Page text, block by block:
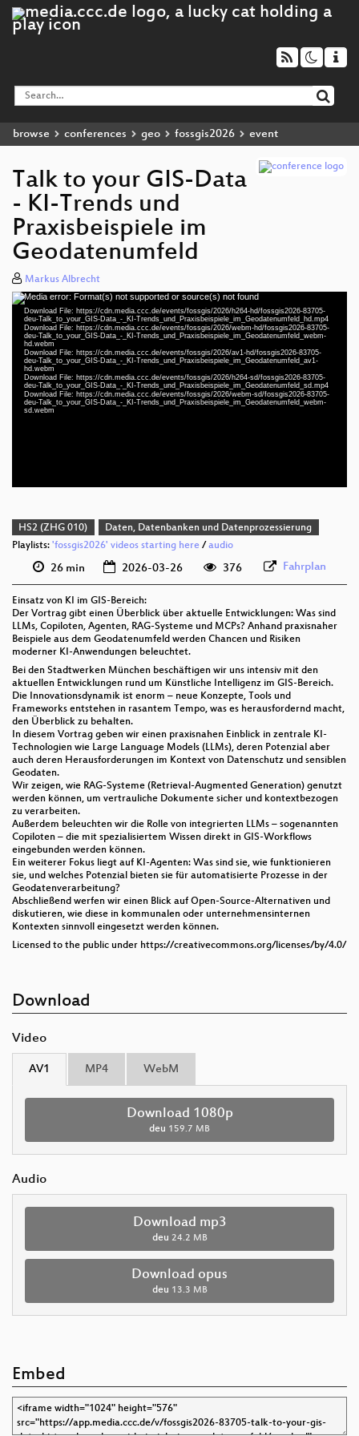
browse conferences geo fossgis2026 event
Talk to your GIS-Data
- KI-Trends und
Praxisbeispiele im
Geodatenumfeld
Markus Albrecht
Video
Player
Media error: Format(s) not supported or source(s) not found
Download File: https://cdn.media.ccc.de/events/fossgis/2026/h264-hd/fossgis2026-83705-
deu-Talk_to_your_GIS-Data_-_KI-Trends_und_Praxisbeispiele_im_Geodatenumfeld_hd.mp4
Download File: https://cdn.media.ccc.de/events/fossgis/2026/webm-hd/fossgis2026-83705-
deu-Talk_to_your_GIS-Data_-_KI-Trends_und_Praxisbeispiele_im_Geodatenumfeld_webm-
hd.webm
Download File: https://cdn.media.ccc.de/events/fossgis/2026/av1-hd/fossgis2026-83705-
deu-Talk_to_your_GIS-Data_-_KI-Trends_und_Praxisbeispiele_im_Geodatenumfeld_av1-
hd.webm
Download File: https://cdn.media.ccc.de/events/fossgis/2026/h264-sd/fossgis2026-83705-
deu-Talk_to_your_GIS-Data_-_KI-Trends_und_Praxisbeispiele_im_Geodatenumfeld_sd.mp4
Download File: https://cdn.media.ccc.de/events/fossgis/2026/webm-sd/fossgis2026-83705-
deu-Talk_to_your_GIS-Data_-_KI-Trends_und_Praxisbeispiele_im_Geodatenumfeld_webm-
sd.webm
deu 1080p (webm;codecs=av01)
HS2 (ZHG 010)
Daten, Datenbanken und Datenprozessierung
Playlists: 'fossgis2026' videos starting here /audio
26 min 2026-03-26 376 Fahrplan
Einsatz von KI im GIS-Bereich:
Der Vortrag gibt einen Überblick über aktuelle Entwicklungen: Was sind
LLMs, Copiloten, Agenten, RAG-Systeme und MCPs? Anhand praxisnaher
Beispiele aus dem Geodatenumfeld werden Chancen und Risiken
moderner KI-Anwendungen beleuchtet.
Bei den Stadtwerken München beschäftigen wir uns intensiv mit den
aktuellen Entwicklungen rund um Künstliche Intelligenz im GIS-Bereich.
Die Innovationsdynamik ist enorm – neue Konzepte, Tools und
Frameworks entstehen in rasantem Tempo, was es herausfordernd macht,
den Überblick zu behalten.
In diesem Vortrag geben wir einen praxisnahen Einblick in zentrale KI-
Technologien wie Large Language Models (LLMs), deren Potenzial aber
auch deren Herausforderungen im Kontext von Datenschutz und sensiblen
Geodaten.
Wir zeigen, wie RAG-Systeme (Retrieval-Augmented Generation) genutzt
werden können, um vertrauliche Dokumente sicher und kontextbezogen
zu verarbeiten.
Außerdem beleuchten wir die Rolle von integrierten LLMs – sogenannten
Copiloten – die mit spezialisiertem Wissen direkt in GIS-Workflows
eingebunden werden können.
Ein weiterer Fokus liegt auf KI-Agenten: Was sind sie, wie funktionieren
sie, und welches Potenzial bieten sie für automatisierte Prozesse in der
Geodatenverarbeitung?
Abschließend werfen wir einen Blick auf Open-Source-Alternativen und
diskutieren, wie diese in kommunalen oder unternehmensinternen
Kontexten sinnvoll eingesetzt werden können.
Licensed to the public under https://creativecommons.org/licenses/by/4.0/
Download
Video
AV1 MP4 WebM
Download 1080p
deu 159.7 MB
Audio
Download mp3
deu 24.2 MB
Download opus
deu 13.3 MB
Embed